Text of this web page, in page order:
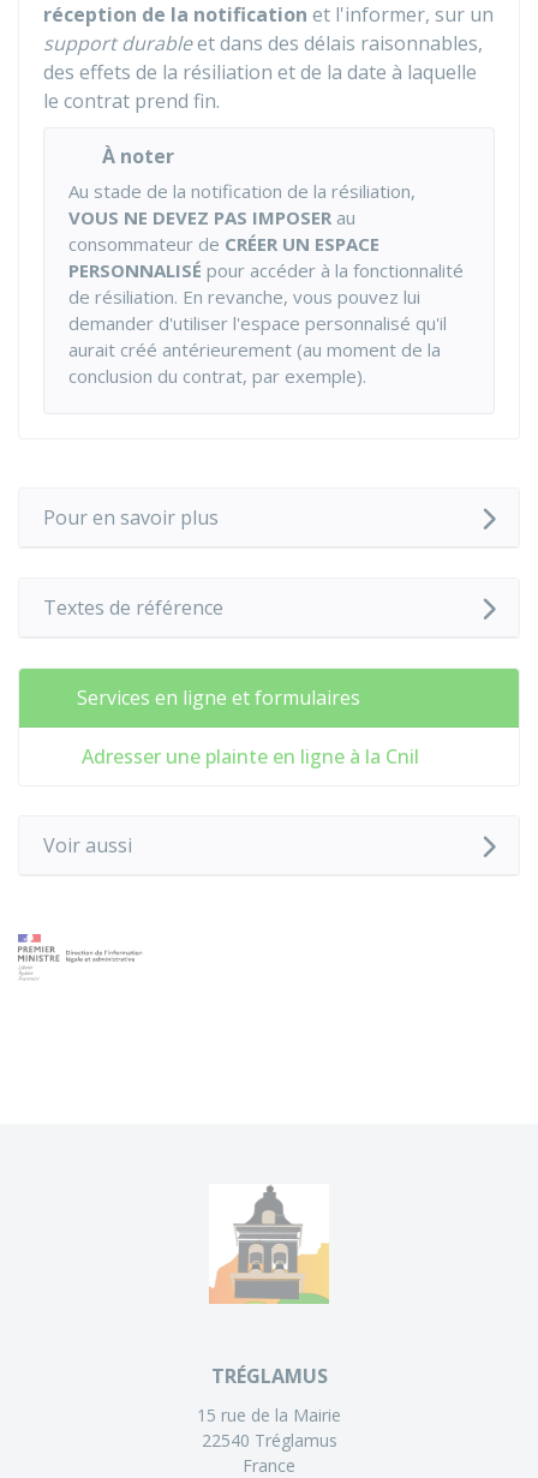
réception de la notification et l'informer, sur un
support durableet dans des délais raisonnables,
des effets de la résiliation et de la date à laquelle
le contrat prend fin.
À noter
Au stade de la notification de la résiliation,
VOUS NE DEVEZ PAS IMPOSER au
consommateur de CRÉER UN ESPACE
PERSONNALISÉ pour accéder à la fonctionnalité
de résiliation. En revanche, vous pouvez lui
demander d'utiliser l'espace personnalisé qu'il
aurait créé antérieurement (au moment de la
conclusion du contrat, par exemple).
Pour en savoir plus
Textes de référence
Services en ligne et formulaires
Adresser une plainte en ligne à la Cnil
Voir aussi
TRÉGLAMUS
15 rue de la Mairie
22540 Tréglamus
France